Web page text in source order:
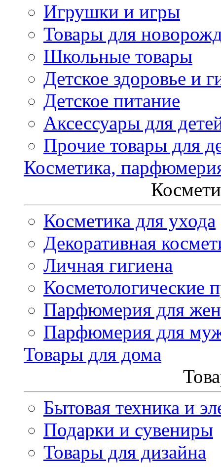
Игрушки и игры
Товары для
Школьные товары
Детское здоровье и
Детское питание
Аксессуары для
Прочие товары для
Косметика,
Косметика для ухода
Декоративная
Личная гигиена
Косметологические
Парфюмерия для
Парфюмерия для
Товары для дома
Бытовая техника и
Подарки и сувениры
Товары для дизайна